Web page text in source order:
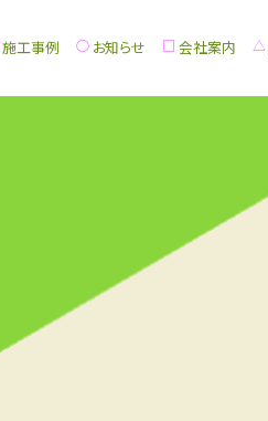
施工事例 お知らせ 会社案内